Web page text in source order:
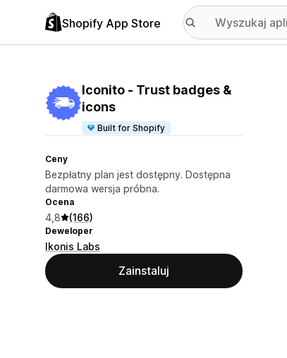
Shopify App Store
Iconito ‑ Trust badges &
icons
Built for Shopify
Ceny
Bezpłatny plan jest dostępny. Dostępna
darmowa wersja próbna.
Ocena
4,8 (166)
Deweloper
Ikonis Labs
Zainstaluj